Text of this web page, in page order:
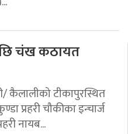
चंख कठायत
कैलालीको टीकापुरस्थित
प्रहरी चौकीका इन्चार्ज
नायब...